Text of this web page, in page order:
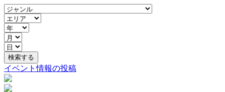
イベント情報の投稿